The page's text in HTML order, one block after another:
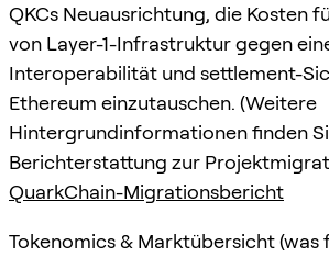
QKCs Neuausrichtung, die Kosten
von Layer-1-Infrastruktur gegen
Interoperabilität und settlement-
Ethereum einzutauschen. (Weitere
Hintergrundinformationen finden
Berichterstattung zur
QuarkChain-Migrationsbericht
Tokenomics & Marktübersicht (was